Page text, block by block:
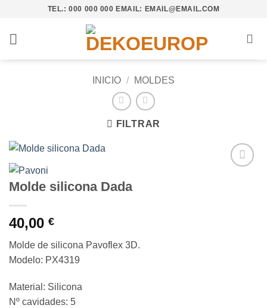
contenido
TEL.: 000 000 000 EMAIL: EMAIL@EMAIL.COM
INICIO / MOLDES
FILTRAR
Molde silicona Dada
40,00 €
Molde de silicona Pavoflex 3D.
Modelo: PX4319
Material: Silicona
Nº cavidades: 5